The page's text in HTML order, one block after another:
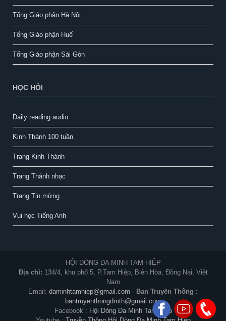
Tổng Giáo phận Hà Nội
Tổng Giáo phận Huế
Tổng Giáo phận Sài Gòn
HỌC HỎI
Daily reading audio
Kinh Thánh 100 tuần
Trang Kinh Thánh
Trang Thánh nhạc
Trang Tin mừng
Vui học Tiếng Anh
HỘI DÒNG ĐA MINH TAM HIỆP
Địa chỉ: 134/4, khu phố 5, P.Tam Hiệp, Biên Hòa, Đồng Nai, Việt
Nam
Email: daminhtamhiep@gmail.com - Ban Truyền Thông :
bantruyenthongdmth@gmail.com
Facebook : Hội Dòng Đa Minh Tam Hiệp